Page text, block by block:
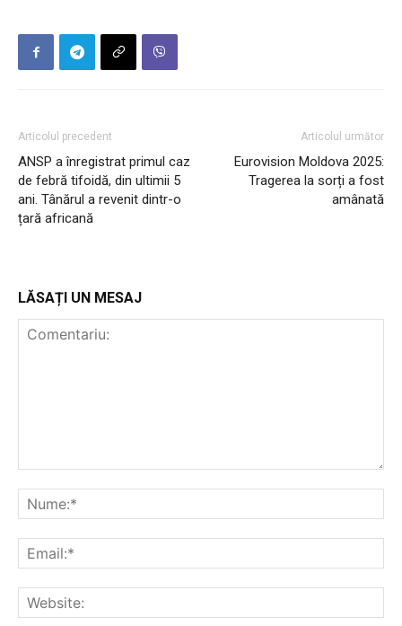
Articolul precedent
ANSP a înregistrat primul caz
de febră tifoidă, din ultimii 5
ani. Tânărul a revenit dintr-o
țară africană
Articolul următor
Eurovision Moldova 2025:
Tragerea la sorți a fost
amânată
LĂSAȚI UN MESAJ